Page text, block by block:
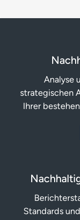
für die
Phase eins:
Benchmarking,
die nächsten
Viele Analysen
man sich schon
gerade erst eine
Analyse
strategischen
Ihrer
Standards